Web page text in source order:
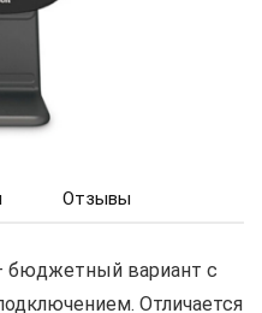
Отзывы
бюджетный вариант с
Отличается